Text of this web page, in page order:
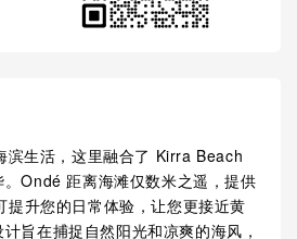
滨生活，这里融合了 Kirra Beach
Ondé 距离海滩仅数米之遥，提供
提升您的日常体验，让您更接近黄
旨在捕捉自然阳光和凉爽的海风，